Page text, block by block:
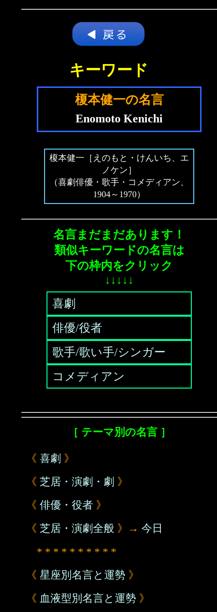
キーワード
榎本健一の名言
Enomoto Kenichi
榎本健一［えのもと・けんいち、エ
ノケン］
（喜劇俳優・歌手・コメディアン、
1904～1970）
名言まだまだあります！
類似キーワードの名言は
下の枠内をクリック
↓↓↓↓↓
喜劇
俳優/役者
歌手/歌い手/シンガー
コメディアン
［ テーマ別の名言 ］
《 喜劇 》
《 芝居・演劇・劇 》
《 俳優・役者 》
《 芝居・演劇全般 》→ 今日
* * * * * * * * * *
《 星座別名言と運勢 》
《 血液型別名言と運勢 》